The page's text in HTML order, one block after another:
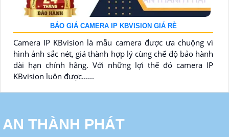
BÁO GIÁ CAMERA IP KBVISION GIÁ RÈ
Camera IP KBvision là mẫu camera được ưa chuộng vì
hình ảnh sắc nét, giá thành hợp lý cùng chế độ bảo hành
dài hạn chính hãng. Với những lợi thế đó camera IP
KBvision luôn được......
AN THÀNH PHÁT